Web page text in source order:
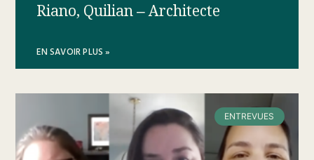
Riano, Quilian – Architecte
EN SAVOIR PLUS »
ENTREVUES